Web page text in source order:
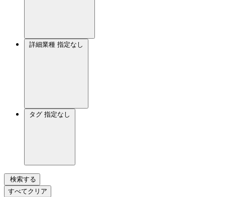
詳細業種 指定なし
タグ 指定なし
検索する
すべてクリア